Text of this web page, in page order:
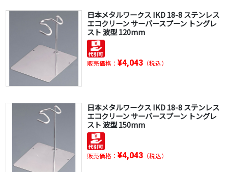
日本メタルワークス IKD 18-8 ステンレス
エコクリーン サーバースプーン トングレ
スト 波型 120mm
販売価格： ¥4,043（税込）
日本メタルワークス IKD 18-8 ステンレス
エコクリーン サーバースプーン トングレ
スト 波型 150mm
販売価格： ¥4,043（税込）